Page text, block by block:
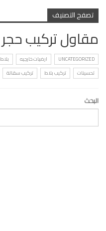
تصفح التصنيف
مقاول تركيب
UNCATEGORIZED ارضيات خارجيه
تحسينات
تركيب بلاط تركيب سقالة
البحث